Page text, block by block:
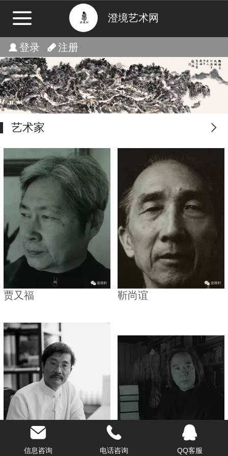
澄境艺术网
登录 注册
艺术家
贾又福 靳尚谊
信息咨询 电话咨询 QQ客服